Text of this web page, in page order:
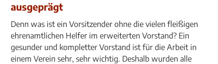
ausgeprägt
Denn was ist ein Vorsitzender ohne die vielen fleißigen
ehrenamtlichen Helfer im erweiterten Vorstand? Ein
gesunder und kompletter Vorstand ist für die Arbeit in
einem Verein sehr, sehr wichtig. Deshalb wurden alle